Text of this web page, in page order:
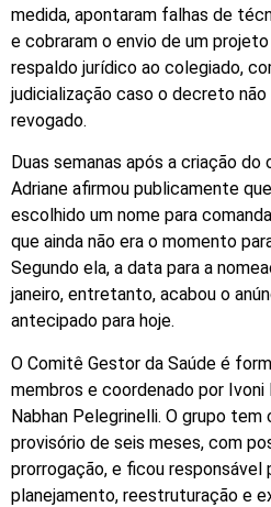
medida, apontaram falhas de
e cobraram o envio de um
respaldo jurídico ao colegiado,
judicialização caso o decreto
revogado.
Duas semanas após a criação do
Adriane afirmou publicamente
escolhido um nome para
que ainda não era o momento
Segundo ela, a data para a
janeiro, entretanto, acabou o
antecipado para hoje.
O Comitê Gestor da Saúde é
membros e coordenado por Ivoni
Nabhan Pelegrinelli. O grupo tem
provisório de seis meses, com
prorrogação, e ficou responsável
planejamento, reestruturação e